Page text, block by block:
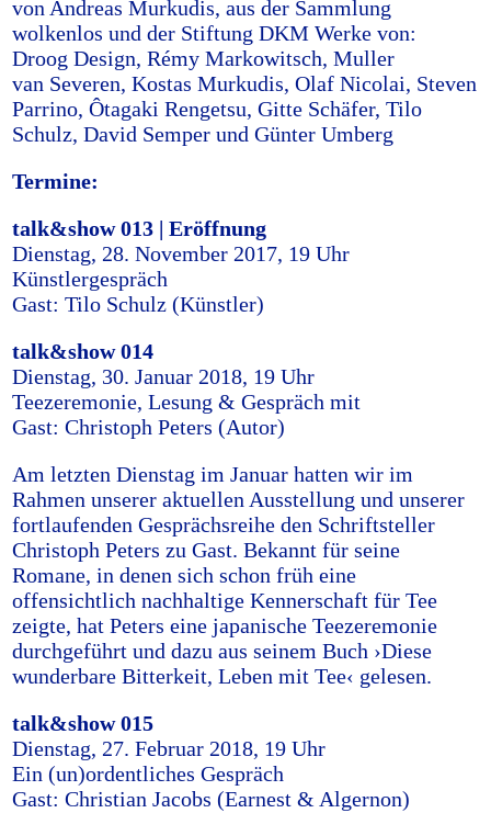
von Andreas Murkudis, aus der Sammlung
wolkenlos und der Stiftung DKM Werke von:
Droog Design, Rémy Markowitsch, Muller
van Severen, Kostas Murkudis, Olaf Nicolai, Steven
Parrino, Ôtagaki Rengetsu, Gitte Schäfer, Tilo
Schulz, David Semper und Günter Umberg
Termine:
talk&show 013 | Eröffnung
Dienstag, 28. November 2017, 19 Uhr
Künstlergespräch
Gast: Tilo Schulz (Künstler)
talk&show 014
Dienstag, 30. Januar 2018, 19 Uhr
Teezeremonie, Lesung & Gespräch mit
Gast: Christoph Peters (Autor)
Am letzten Dienstag im Januar hatten wir im
Rahmen unserer aktuellen Ausstellung und unserer
fortlaufenden Gesprächsreihe den Schriftsteller
Christoph Peters zu Gast. Bekannt für seine
Romane, in denen sich schon früh eine
offensichtlich nachhaltige Kennerschaft für Tee
zeigte, hat Peters eine japanische Teezeremonie
durchgeführt und dazu aus seinem Buch ›Diese
wunderbare Bitterkeit, Leben mit Tee‹ gelesen.
talk&show 015
Dienstag, 27. Februar 2018, 19 Uhr
Ein (un)ordentliches Gespräch
Gast: Christian Jacobs (Earnest & Algernon)